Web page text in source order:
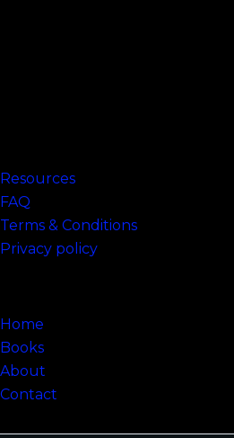
Resources
FAQ
Terms & Conditions
Privacy policy
Home
Books
About
Contact